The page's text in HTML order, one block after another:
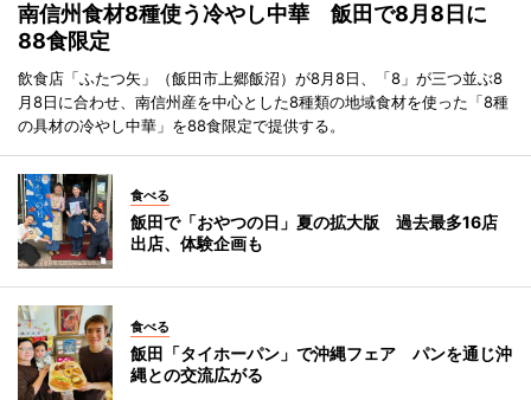
南信州食材8種使う冷やし中華 飯田で8月8日に
88食限定
飲食店「ふたつ矢」（飯田市上郷飯沼）が8月8日、「8」が三つ並ぶ8
月8日に合わせ、南信州産を中心とした8種類の地域食材を使った「8種
の具材の冷やし中華」を88食限定で提供する。
食べる
飯田で「おやつの日」夏の拡大版 過去最多16店
出店、体験企画も
食べる
飯田「タイホーパン」で沖縄フェア パンを通じ沖
縄との交流広がる